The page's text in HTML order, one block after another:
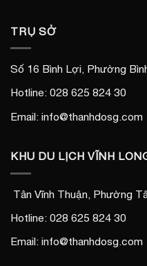
TRỤ SỞ
Số 16 Bình Lợi, Phường
Hotline: 028 625 824 30
Email: info@thanhdosg.com
KHU DU LỊCH VĨNH
Tân Vĩnh Thuận, Phường
Hotline: 028 625 824 30
Email: info@thanhdosg.com